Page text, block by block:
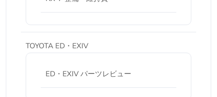
TOYOTA ED・EXIV
ED・EXIV パーツレビュー